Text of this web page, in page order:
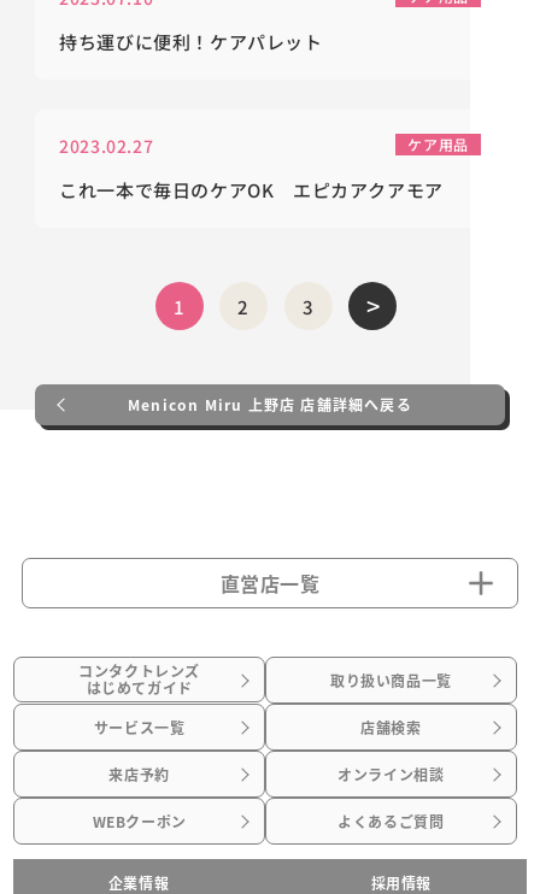
持ち運びに便利！ケアパレット
2023.02.27 ケア用品
これ一本で毎日のケアOK エピカアクアモア
1 2 3 >
Menicon Miru 上野店 店舗詳細へ戻る
直営店一覧
コンタクトレンズ
はじめてガイド 取り扱い商品一覧
サービス一覧 店舗検索
来店予約 オンライン相談
WEBクーポン よくあるご質問
企業情報 採用情報